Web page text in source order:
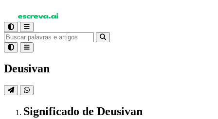
Deusivan
Significado de Deusivan